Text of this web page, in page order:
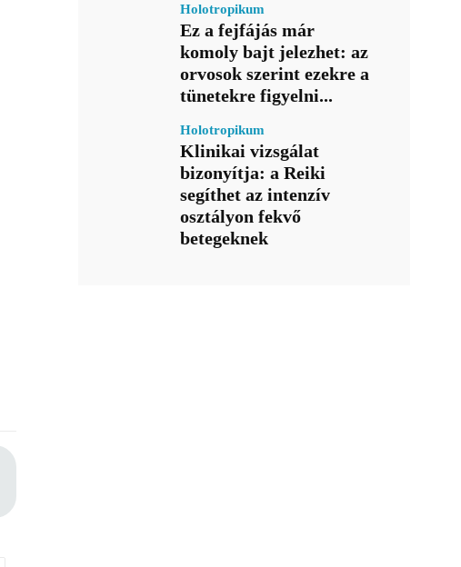
Holotropikum
Ez a fejfájás már
komoly bajt jelezhet: az
orvosok szerint ezekre a
tünetekre figyelni...
Holotropikum
Klinikai vizsgálat
bizonyítja: a Reiki
segíthet az intenzív
osztályon fekvő
betegeknek